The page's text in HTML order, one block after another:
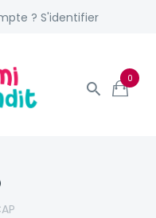
? S'identifier
0